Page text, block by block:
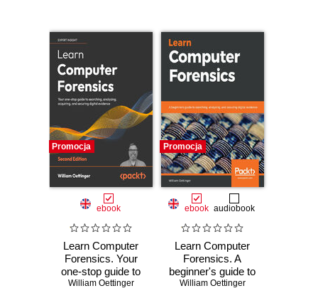
Promocja
ebook
Learn Computer
Forensics. Your
one-stop guide to
searching,
William Oettinger
Promocja
ebook audiobook
Learn Computer
Forensics. A
beginner's guide to
searching,
William Oettinger